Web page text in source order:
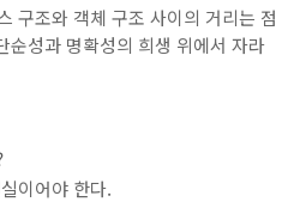
구조와 객체 구조 사이의 거리는 점
순성과 명확성의 희생 위에서 자라
이어야 한다.